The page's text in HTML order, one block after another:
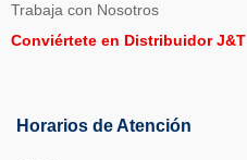
Trabaja con Nosotros
Conviértete en Distribuidor J&T
Horarios de Atención